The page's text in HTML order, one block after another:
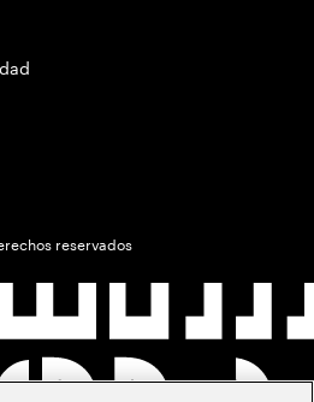
reservados